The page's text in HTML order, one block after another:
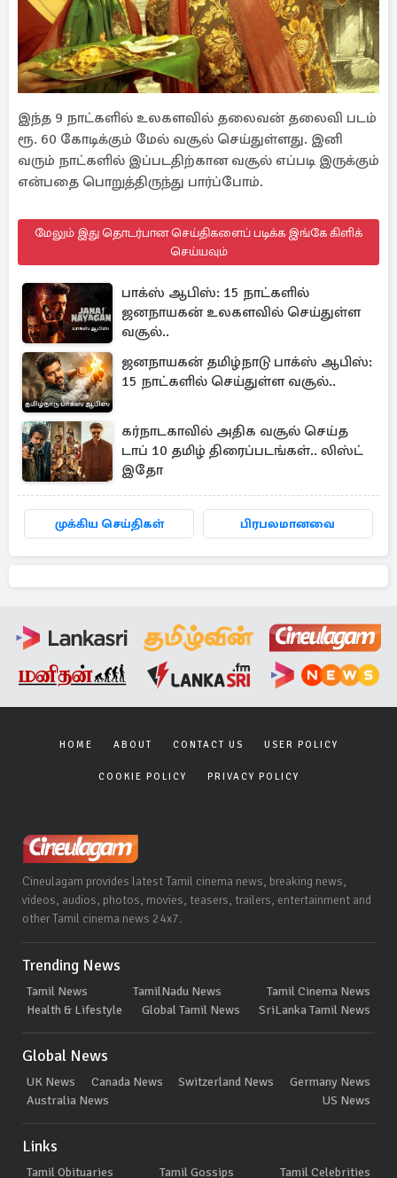
இந்த 9 நாட்களில் உலகளவில் தலைவன் தலைவி படம்
ரூ. 60 கோடிக்கும் மேல் வசூல் செய்துள்ளது. இனி
வரும் நாட்களில் இப்படதிற்கான வசூல் எப்படி இருக்கும்
என்பதை பொறுத்திருந்து பார்ப்போம்.
மேலும் இது தொடர்பான செய்திகளைப் படிக்க இங்கே கிளிக்
செய்யவும்
பாக்ஸ் ஆபிஸ்: 15 நாட்களில்
ஜனநாயகன் உலகளவில் செய்துள்ள
வசூல்..
ஜனநாயகன் தமிழ்நாடு பாக்ஸ் ஆபிஸ்:
15 நாட்களில் செய்துள்ள வசூல்..
கர்நாடகாவில் அதிக வசூல் செய்த
டாப் 10 தமிழ் திரைப்படங்கள்.. லிஸ்ட்
இதோ
முக்கிய செய்திகள் பிரபலமானவை
HOME ABOUT CONTACT US USER POLICY
COOKIE POLICY PRIVACY POLICY
Cineulagam provides latest Tamil cinema news, breaking news,
videos, audios, photos, movies, teasers, trailers, entertainment and
other Tamil cinema news 24x7.
Trending News
Tamil News TamilNadu News
Tamil Cinema News
Health & Lifestyle
Global Tamil News SriLanka Tamil News
Global News
UK News Canada News Switzerland News
Germany News
Australia News
US News
Links
Tamil Obituaries Tamil Gossips Tamil Celebrities